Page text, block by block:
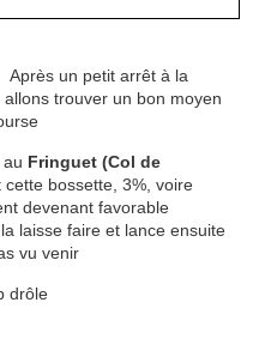
Après un petit arrêt à la
allons trouver un bon moyen
Fringuet (Col de
bossette, 3%, voire
devenant favorable
laisse faire et lance ensuite
vu venir
drôle